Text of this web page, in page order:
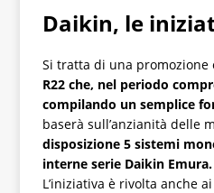
Daikin, le
Si tratta di una
R22 che, nel periodo
compilando un semplice
baserà sull’anzianità delle
disposizione 5 sistemi
interne serie Daikin Emura.
L’iniziativa è rivolta anche